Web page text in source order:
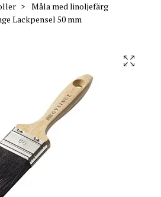
Måla med linoljefärg
Lackpensel 50 mm